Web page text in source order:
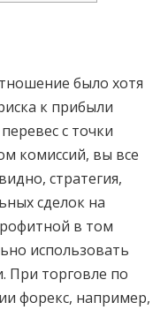
было хотя
к прибыли
с точки
комиссий, вы все
стратегия,
сделок на
в том
использовать
При торговле по
форекс, например,